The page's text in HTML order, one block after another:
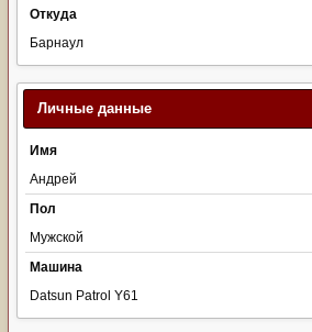
Откуда
Барнаул
Личные данные
Имя
Андрей
Пол
Мужской
Машина
Datsun Patrol Y61